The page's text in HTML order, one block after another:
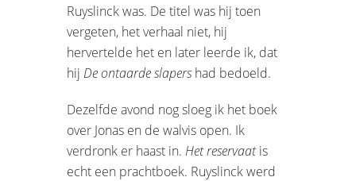
Ruyslinck was. De titel was hij toen
vergeten, het verhaal niet, hij
hervertelde het en later leerde ik, dat
hij De ontaarde slapershad bedoeld.
Dezelfde avond nog sloeg ik het boek
over Jonas en de walvis open. Ik
verdronk er haast in. Het reservaatis
echt een prachtboek. Ruyslinck werd